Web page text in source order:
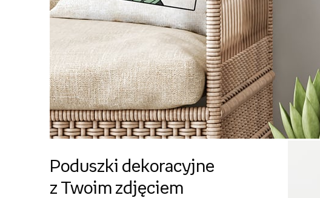
Poduszki dekoracyjne
z Twoim zdjęciem